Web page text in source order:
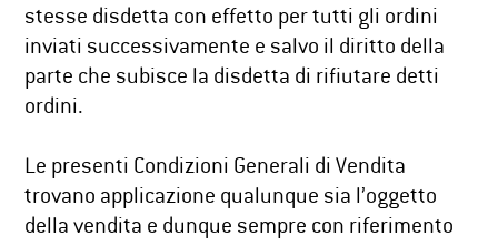
stesse disdetta con effetto per tutti gli ordini
inviati successivamente e salvo il diritto della
parte che subisce la disdetta di rifiutare detti
ordini.
Le presenti Condizioni Generali di Vendita
trovano applicazione qualunque sia l’oggetto
della vendita e dunque sempre con riferimento